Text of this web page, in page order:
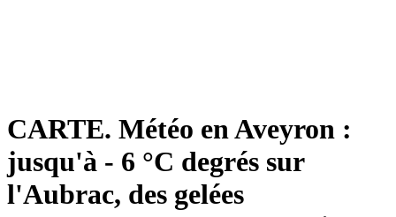
CARTE. Météo en Aveyron :
jusqu'à - 6 °C degrés sur
l'Aubrac, des gelées